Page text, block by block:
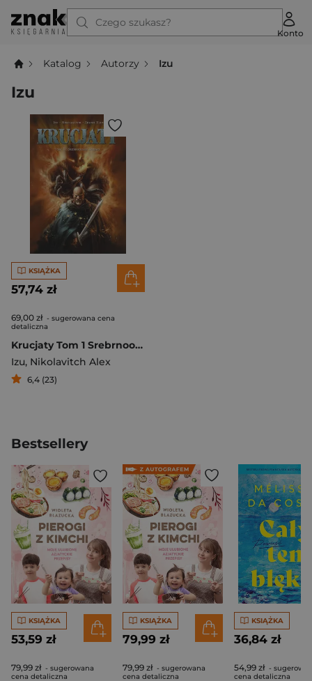
Czego szukasz?
Konto
Katalog Autorzy Izu
Izu
KSIĄŻKA
57,74 zł
69,00 zł - sugerowana cena
detaliczna
Krucjaty Tom 1 Srebrnookie widmo
Izu, Nikolavitch Alex
6,4 (23)
Bestsellery
KSIĄŻKA
53,59 zł
79,99 zł - sugerowana
cena detaliczna
KSIĄŻKA
79,99 zł
79,99 zł - sugerowana
cena detaliczna
KSIĄŻKA
36,84 zł
54,99 zł -
cena detaliczna